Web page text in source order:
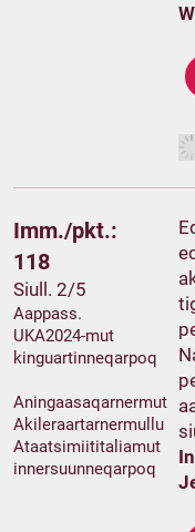
Imm./pkt.:
118
Siull. 2/5
Aappass.
UKA2024-mut
kinguartinneqarpoq
Aningaasaqarnermut
Akileraartarnermullu
Ataatsimiititaliamut
innersuunneqarpoq